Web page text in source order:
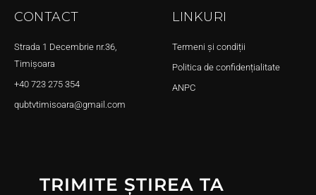
CONTACT
Strada 1 Decembrie nr.36,
Timișoara
+40 723 275 354
qubtvtimisoara@gmail.com
LINKURI
Termeni și condiții
Politica de confidențialitate
ANPC
TRIMITE ȘTIREA TA